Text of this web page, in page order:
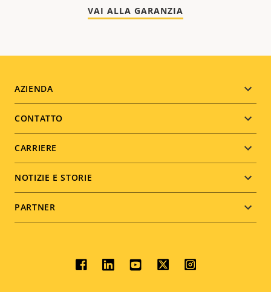
VAI ALLA GARANZIA
Footer
menu
AZIENDA
CONTATTO
CARRIERE
NOTIZIE E STORIE
PARTNER
Social